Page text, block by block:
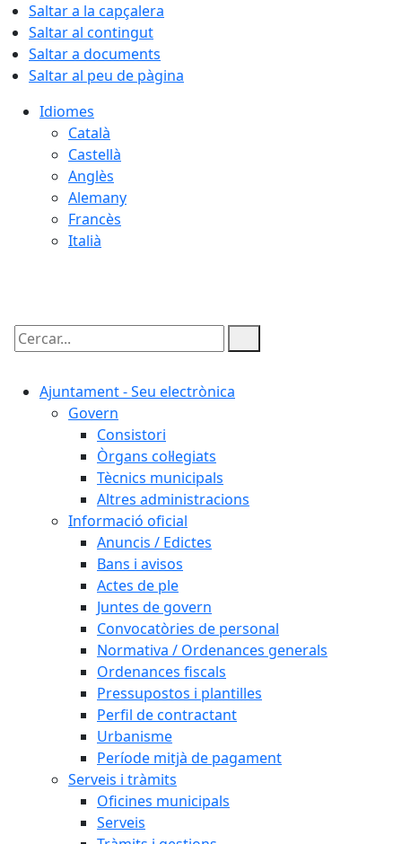
Saltar a la capçalera
Saltar al contingut
Saltar a documents
Saltar al peu de pàgina
Idiomes
Català
Castellà
Anglès
Alemany
Francès
Italià
Cercar:
Ajuntament - Seu electrònica
Govern
Consistori
Òrgans col·legiats
Tècnics municipals
Altres administracions
Informació oficial
Anuncis / Edictes
Bans i avisos
Actes de ple
Juntes de govern
Convocatòries de personal
Normativa / Ordenances generals
Ordenances fiscals
Pressupostos i plantilles
Perfil de contractant
Urbanisme
Període mitjà de pagament
Serveis i tràmits
Oficines municipals
Serveis